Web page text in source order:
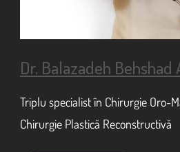
Dr. Balazadeh Behshad
Triplu specialist în Chirurgie Oro-
Chirurgie Plastică Reconstructivă